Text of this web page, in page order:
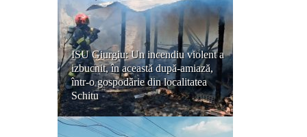
ISU Giurgiu: Un incendiu violent a
izbucnit, în această după-amiază,
într-o gospodărie din localitatea
Schitu